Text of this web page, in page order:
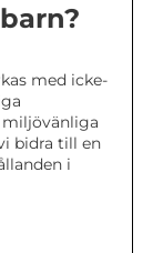
med icke-
bidra till en
i